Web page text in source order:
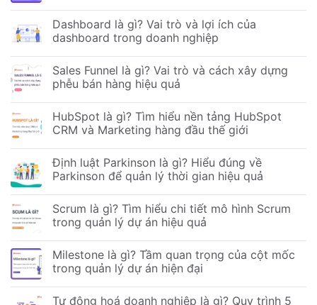
Dashboard là gì? Vai trò và lợi ích của
dashboard trong doanh nghiệp
Sales Funnel là gì? Vai trò và cách xây dựng
phễu bán hàng hiệu quả
HubSpot là gì? Tìm hiểu nền tảng HubSpot
CRM và Marketing hàng đầu thế giới
Định luật Parkinson là gì? Hiểu đúng về
Parkinson để quản lý thời gian hiệu quả
Scrum là gì? Tìm hiểu chi tiết mô hình Scrum
trong quản lý dự án hiệu quả
Milestone là gì? Tầm quan trọng của cột mốc
trong quản lý dự án hiện đại
Tự động hoá doanh nghiệp là gì? Quy trình 5